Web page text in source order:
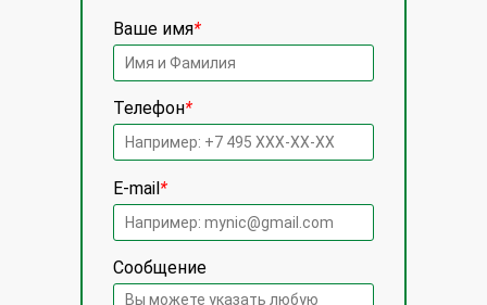
Ваше имя*
Телефон*
E-mail*
Сообщение